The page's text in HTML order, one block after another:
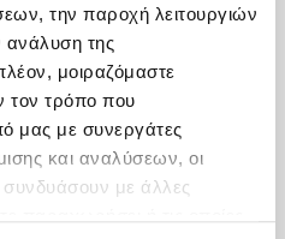
την παροχή λειτουργιών
ανάλυση της
μοιραζόμαστε
τον τρόπο που
μας με συνεργάτες
και αναλύσεων, οι
συνδυάσουν με άλλες
quality